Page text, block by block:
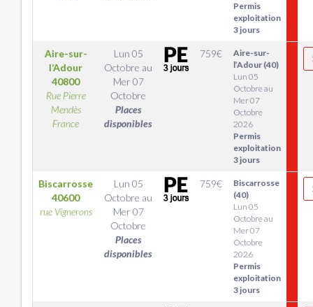
Permis
exploitation
3 jours
Aire-sur-
l’Adour
40800
Rue Pierre
Mendès
France
Lun 05
Octobre au
Mer 07
Octobre
Places
disponibles
759€
Aire-sur-
l’Adour (40)
Lun 05
Octobre au
Mer 07
Octobre
2026
Permis
exploitation
3 jours
Biscarrosse
40600
rue Vignerons
Lun 05
Octobre au
Mer 07
Octobre
Places
disponibles
759€
Biscarrosse
(40)
Lun 05
Octobre au
Mer 07
Octobre
2026
Permis
exploitation
3 jours